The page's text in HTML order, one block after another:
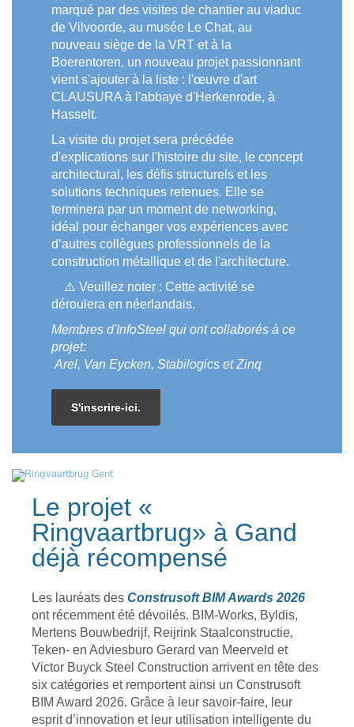
marqué par des visites de chantier au viaduc
de Vilvoorde, au musée Le Chat, au
nouveau siège de la VRT et à la
Boerentoren, un nouveau projet passionnant
vient s'ajouter à la liste : l'œuvre d'art
CLAUSURA à l'abbaye d'Herkenrode, à
Hasselt.
La visite du projet sera précédée
d'explications sur l'histoire du site, le concept
architectural, les défis structurels et les
solutions techniques retenues. Elle se
terminera par un moment de networking,
idéal pour échanger vos expériences avec
d’autres collègues professionnels de la
construction métallique et de l'architecture.
⚠️ Veuillez noter : Cette activité se
déroulera en néerlandais.
Membres d'InfoSteel qui ont collaborés à ce
projet:
Arel, Van Eycken, Stabilogics et Zinq
S'inscrire-ici.
Le projet «
Ringvaartbrug» à Gand
déjà récompensé
Les lauréats des Construsoft BIM Awards 2026
ont récemment été dévoilés. BIM-Works, Byldis,
Mertens Bouwbedrijf, Reijrink Staalconstructie,
Teken- en Adviesburo Gerard van Meerveld et
Victor Buyck Steel Construction arrivent en tête des
six catégories et remportent ainsi un Construsoft
BIM Award 2026. Grâce à leur savoir-faire, leur
esprit d’innovation et leur utilisation intelligente du